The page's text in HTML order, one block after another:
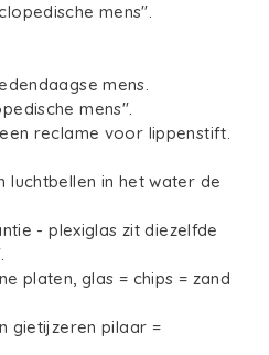
mens".
mens.
mens".
reclame voor lippenstift.
luchtbellen in het water de
- plexiglas zit diezelfde
platen, glas = chips = zand
gietijzeren pilaar =